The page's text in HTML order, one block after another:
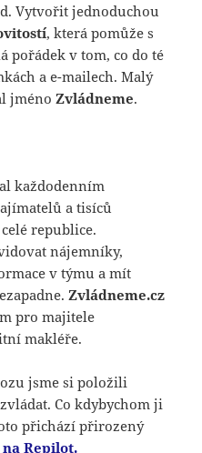
Vytvořit jednoduchou
, která pomůže s
pořádek v tom, co do té
a e-mailech. Malý
jméno Zvládneme.
každodenním
a tisíců
republice.
nájemníky,
v týmu a mít
Zvládneme.cz
pro majitele
makléře.
jsme si položili
Co kdybychom ji
přichází přirozený
Repilot.